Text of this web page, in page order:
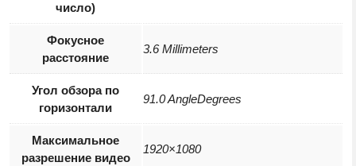
число)
Фокусное
расстояние
3.6 Millimeters
Угол обзора по
горизонтали
91.0 AngleDegrees
Максимальное
разрешение видео
1920×1080